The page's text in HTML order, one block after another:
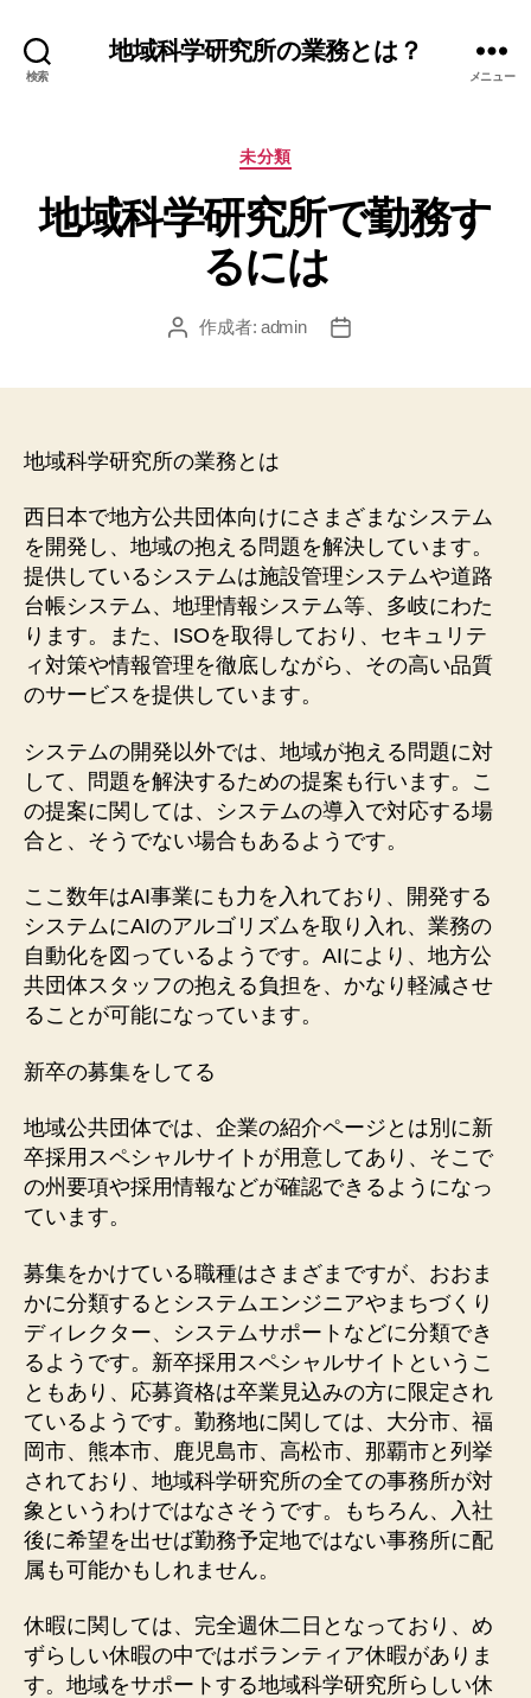
検索
地域科学研究所の業務とは？
メニュー
カ
ゴ
リ
ー
未分類
地域科学研究所で勤務す
るには
投
作成者: admin
投
地域科学研究所の業務とは
西日本で地方公共団体向けにさまざまなシステム
を開発し、地域の抱える問題を解決しています。
提供しているシステムは施設管理システムや道路
台帳システム、地理情報システム等、多岐にわた
ります。また、ISOを取得しており、セキュリテ
ィ対策や情報管理を徹底しながら、その高い品質
のサービスを提供しています。
システムの開発以外では、地域が抱える問題に対
して、問題を解決するための提案も行います。こ
の提案に関しては、システムの導入で対応する場
合と、そうでない場合もあるようです。
ここ数年はAI事業にも力を入れており、開発する
システムにAIのアルゴリズムを取り入れ、業務の
自動化を図っているようです。AIにより、地方公
共団体スタッフの抱える負担を、かなり軽減させ
ることが可能になっています。
新卒の募集をしてる
地域公共団体では、企業の紹介ページとは別に新
卒採用スペシャルサイトが用意してあり、そこで
の州要項や採用情報などが確認できるようになっ
ています。
募集をかけている職種はさまざまですが、おおま
かに分類するとシステムエンジニアやまちづくり
ディレクター、システムサポートなどに分類でき
るようです。新卒採用スペシャルサイトというこ
ともあり、応募資格は卒業見込みの方に限定され
ているようです。勤務地に関しては、大分市、福
岡市、熊本市、鹿児島市、高松市、那覇市と列挙
されており、地域科学研究所の全ての事務所が対
象というわけではなさそうです。もちろん、入社
後に希望を出せば勤務予定地ではない事務所に配
属も可能かもしれません。
休暇に関しては、完全週休二日となっており、め
ずらしい休暇の中ではボランティア休暇がありま
す。地域をサポートする地域科学研究所らしい休